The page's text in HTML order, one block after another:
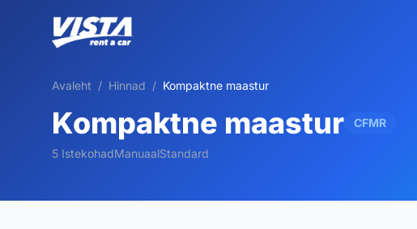
Avaleht / Hinnad / Kompaktne maastur
Kompaktne maastur CFMR
5 IstekohadManuaalStandard